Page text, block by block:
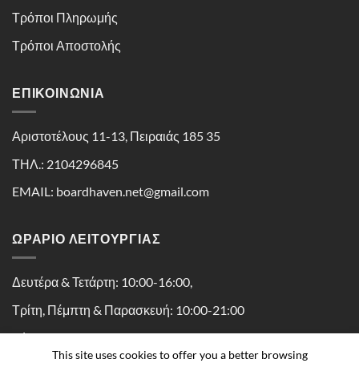
Τρόποι Πληρωμής
Τρόποι Αποστολής
ΕΠΙΚΟΙΝΩΝΊΑ
Αριστοτέλους 11-13, Πειραιάς 185 35
ΤΗΛ.: 2104296845
EMAIL: boardhaven.net@gmail.com
ΩΡΑΡΙΟ ΛΕΙΤΟΥΡΓΙΑΣ
Δευτέρα & Τετάρτη: 10:00-16:00,
Τρίτη, Πέμπτη & Παρασκευή: 10:00-21:00
Σάββατο: 10:00-16:30
This site uses cookies to offer you a better browsing